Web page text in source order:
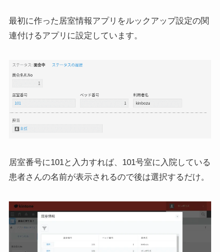
最初に作った居室情報アプリをルックアップ設定の関
連付けるアプリに設定しています。
居室番号に101と入力すれば、101号室に入院している
患者さんの名前が表示されるので後は選択するだけ。